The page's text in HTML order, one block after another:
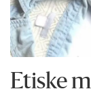
Etiske